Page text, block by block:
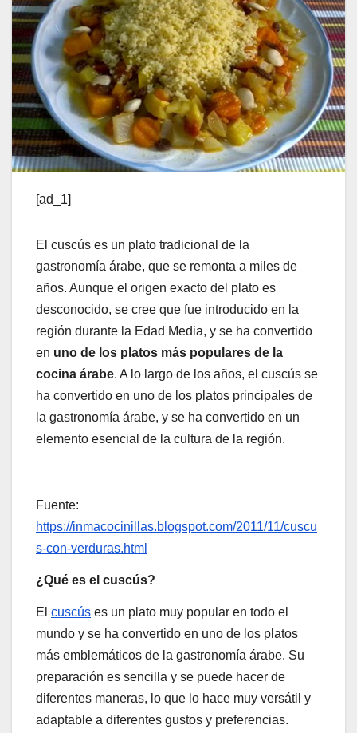
[ad_1]
El cuscús es un plato tradicional de la
gastronomía árabe, que se remonta a miles de
años. Aunque el origen exacto del plato es
desconocido, se cree que fue introducido en la
región durante la Edad Media, y se ha convertido
en uno de los platos más populares de la
cocina árabe. A lo largo de los años, el cuscús se
ha convertido en uno de los platos principales de
la gastronomía árabe, y se ha convertido en un
elemento esencial de la cultura de la región.
Fuente:
https://inmacocinillas.blogspot.com/2011/11/cuscu
s-con-verduras.html
¿Qué es el cuscús?
El cuscús es un plato muy popular en todo el
mundo y se ha convertido en uno de los platos
más emblemáticos de la gastronomía árabe. Su
preparación es sencilla y se puede hacer de
diferentes maneras, lo que lo hace muy versátil y
adaptable a diferentes gustos y preferencias.